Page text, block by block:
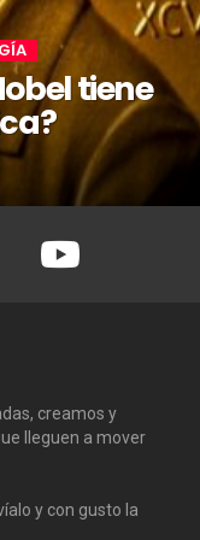
tiene
Youtube
creamos y
lleguen a mover
y con gusto la